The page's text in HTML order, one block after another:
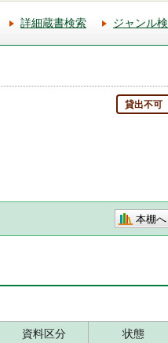
詳細蔵書検索 ジャンル
貸出不可
本棚へ
資料区分
状態